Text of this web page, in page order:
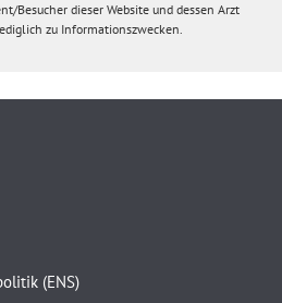
Besucher dieser Website und dessen Arzt
zu Informationszwecken.
(ENS)